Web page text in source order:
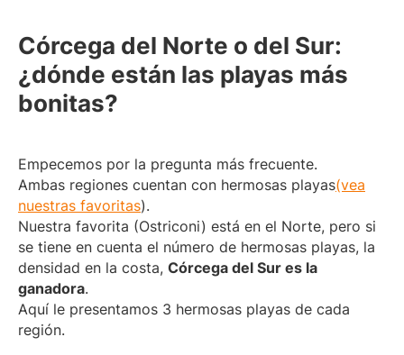
Córcega del Norte o del Sur:
¿dónde están las playas más
bonitas?
Empecemos por la pregunta más frecuente.
Ambas regiones cuentan con hermosas playas(vea
nuestras favoritas).
Nuestra favorita (Ostriconi) está en el Norte, pero si
se tiene en cuenta el número de hermosas playas, la
densidad en la costa, Córcega del Sur es la
ganadora.
Aquí le presentamos 3 hermosas playas de cada
región.